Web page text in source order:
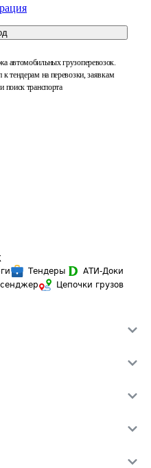
автомобильных грузоперевозок.
к тендерам на перевозки, заявкам
поиск транспорта
Тендеры
АТИ-Доки
Цепочки грузов